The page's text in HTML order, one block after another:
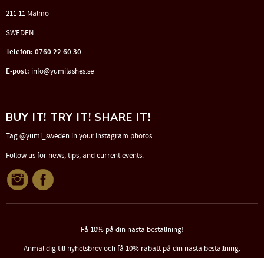
211 11 Malmö
SWEDEN
Telefon: 0760 22 60 30
E-post: info@yumilashes.se
BUY IT! TRY IT! SHARE IT!
Tag @yumi_sweden in your Instagram photos.
Follow us for news, tips, and current events.
Få 10% på din nästa beställning!
Anmäl dig till nyhetsbrev och få 10% rabatt på din nästa beställning.